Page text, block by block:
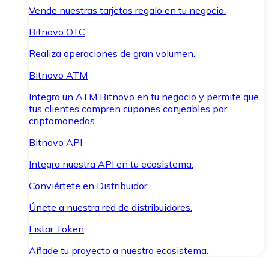
Vende nuestras tarjetas regalo en tu negocio.
Bitnovo OTC
Realiza operaciones de gran volumen.
Bitnovo ATM
Integra un ATM Bitnovo en tu negocio y permite que
tus clientes compren cupones canjeables por
criptomonedas.
Bitnovo API
Integra nuestra API en tu ecosistema.
Conviértete en Distribuidor
Únete a nuestra red de distribuidores.
Listar Token
Añade tu proyecto a nuestro ecosistema.